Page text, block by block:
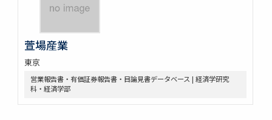
萱場産業
東京
営業報告書・有価証券報告書・目論見書データベース | 経済学研究
科・経済学部